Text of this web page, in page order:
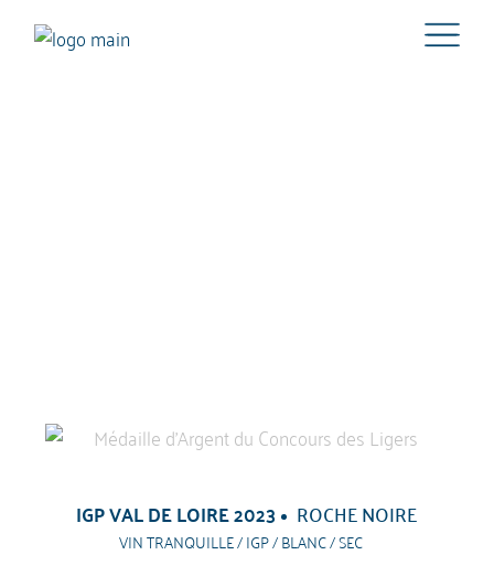
IGP VAL DE LOIRE 2023 ROCHE NOIRE
VIN TRANQUILLE / IGP / BLANC / SEC